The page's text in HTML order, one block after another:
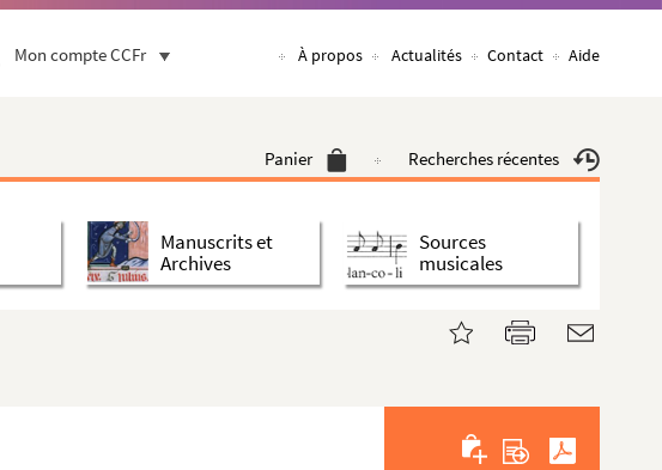
Mon compte CCFr À propos Actualités Contact Aide
Panier Recherches récentes
Manuscrits et
Archives
Sources
musicales